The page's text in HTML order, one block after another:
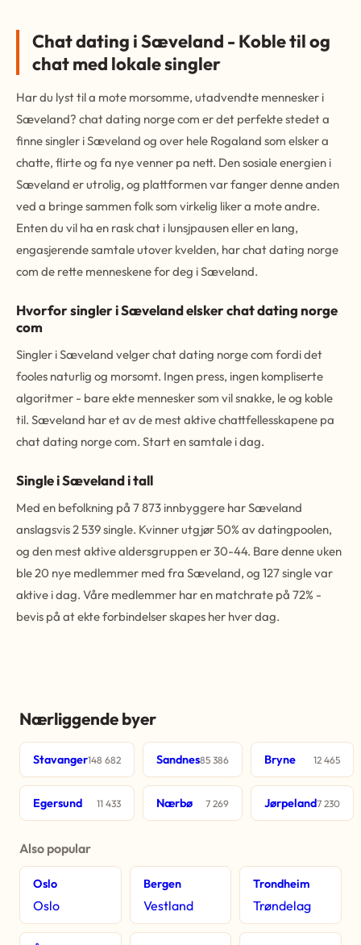
Chat dating i Sæveland - Koble til og
chat med lokale singler
Har du lyst til a mote morsomme, utadvendte mennesker i
Sæveland? chat dating norge com er det perfekte stedet a
finne singler i Sæveland og over hele Rogaland som elsker a
chatte, flirte og fa nye venner pa nett. Den sosiale energien i
Sæveland er utrolig, og plattformen var fanger denne anden
ved a bringe sammen folk som virkelig liker a mote andre.
Enten du vil ha en rask chat i lunsjpausen eller en lang,
engasjerende samtale utover kvelden, har chat dating norge
com de rette menneskene for deg i Sæveland.
Hvorfor singler i Sæveland elsker chat dating norge
com
Singler i Sæveland velger chat dating norge com fordi det
fooles naturlig og morsomt. Ingen press, ingen kompliserte
algoritmer - bare ekte mennesker som vil snakke, le og koble
til. Sæveland har et av de mest aktive chattfellesskapene pa
chat dating norge com. Start en samtale i dag.
Single i Sæveland i tall
Med en befolkning på 7 873 innbyggere har Sæveland
anslagsvis 2 539 single. Kvinner utgjør 50% av datingpoolen,
og den mest aktive aldersgruppen er 30-44. Bare denne uken
ble 20 nye medlemmer med fra Sæveland, og 127 single var
aktive i dag. Våre medlemmer har en matchrate på 72% -
bevis på at ekte forbindelser skapes her hver dag.
Nærliggende byer
Stavanger148 682 Sandnes85 386 Bryne 12 465
Egersund 11 433 Nærbø 7 269 Jørpeland7 230
Also popular
Oslo
Oslo
Bergen
Vestland
Trondheim
Trøndelag